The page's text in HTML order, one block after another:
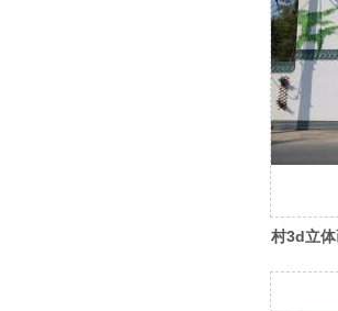
村3d立